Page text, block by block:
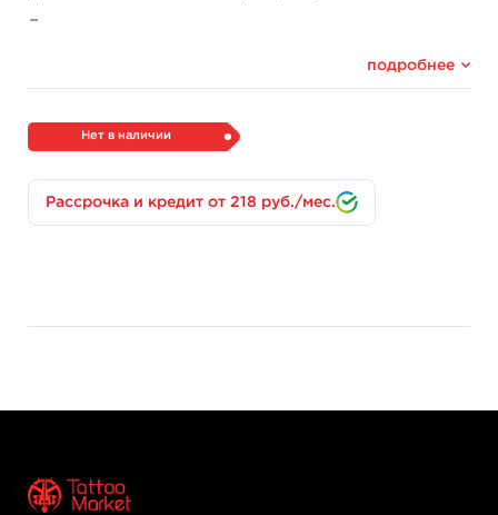
Данные картриджи изготовлены из
надежность и остроту каждой иголки. Они
также проходят машинную полировку,
кожей клиента, стабильному потоку пигмента.
проверяется на соответствие стандартам компании и
отсутствие дефектов.
наличии 4 утолщенных стержней внутри игл, которые
качество и комфорт встречаются в каждой детали.
подробнее
Нет в наличии
Рассрочка и кредит от 218 руб./мес.